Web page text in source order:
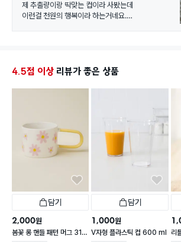
제 추출량이랑 딱맞는 컵이라 사봤는데
이런걸 천원의 행복이라 하는거네요.
4.5점 이상 리뷰가 좋은 상품
담기
2,000원
봄꽃 롱 핸들 패턴 머그 310
담기
1,000원
V자형 플라스틱 컵 600 ml
리